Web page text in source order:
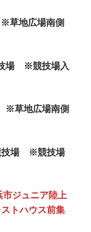
草地広場南側
技場 ※競技場入
※草地広場南側
技場 ※競技場
ジュニア陸上
トハウス前集